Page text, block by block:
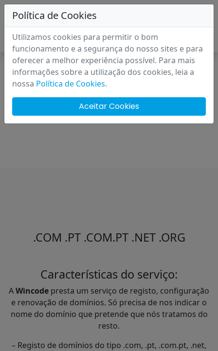
Registo deDomínios
.COM .PT .COM.PT .NET .ORG
Características do serviço:
AWincode presta um serviço de registo, configuração
e renovação de domínios. Só precisa de nos indicar o
nome do domínio que pretende que nós tratamos do
resto.
– Registo de domínios do tipo .com, .pt, .com.pt, .net,
Política de Cookies
Utilizamos cookies para permitir o bom
funcionamento e a segurança do nosso sites e para
oferecer a melhor experiência possível. Para mais
informações sobre a utilização dos cookies, leia a
nossa Política de Cookies.
Aceitar Cookies